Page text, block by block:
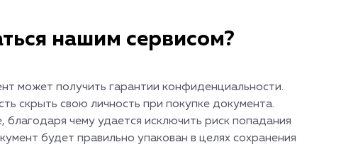
нашим сервисом?
может получить гарантии конфиденциальности.
скрыть свою личность при покупке документа.
чему удается исключить риск попадания
будет правильно упакован в целях сохранения